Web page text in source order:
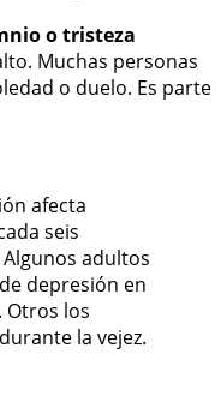
o tristeza
Muchas personas
o duelo. Es parte
afecta
seis
adultos
depresión en
Otros los
la vejez.